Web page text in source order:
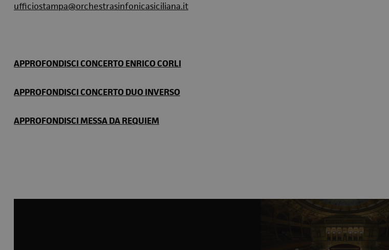
ufficiostampa@orchestrasinfonicasiciliana.it
APPROFONDISCI CONCERTO ENRICO CORLI
APPROFONDISCI CONCERTO DUO INVERSO
APPROFONDISCI MESSA DA REQUIEM